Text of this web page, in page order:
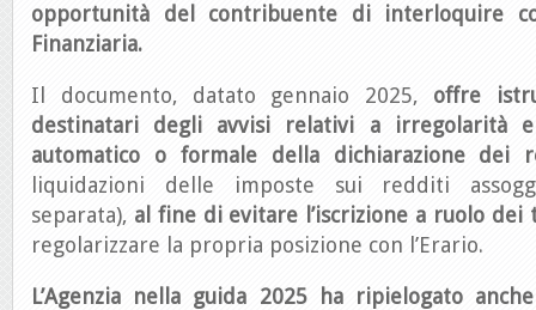
opportunità del contribuente di interloquire
Finanziaria.
Il documento, datato gennaio 2025, offre
destinatari degli avvisi relativi a irregolarità
automatico o formale della dichiarazione dei
liquidazioni delle imposte sui redditi
separata), al fine di evitare l’iscrizione a ruolo
regolarizzare la propria posizione con l’Erario.
L’Agenzia nella guida 2025 ha ripielogato